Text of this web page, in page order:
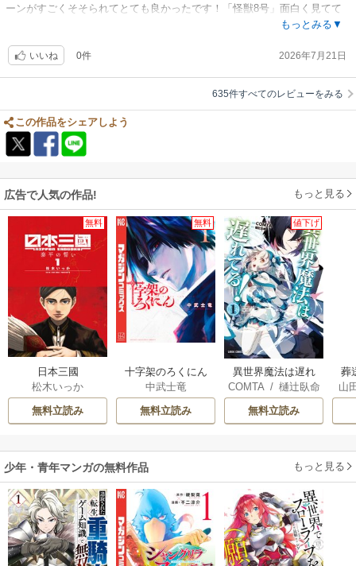
ーンがすごくそそられてとても良かったです！「怪獣8号」面白く見てて
もっとみる▼
いいね 0件 2026年7月21日
635件すべてのレビューをみる
この作品をシェアしよう
広告で人気の作品! もっと見る
無料
日本三國
松木いっか
無料立読み
無料
十字架のろくにん
中武士竜
無料立読み
値下げ
異世界魔法は遅れ
てる！
COMTA/ 樋辻臥命
無料立読み
葬
山
少年・青年マンガの無料作品 もっと見る